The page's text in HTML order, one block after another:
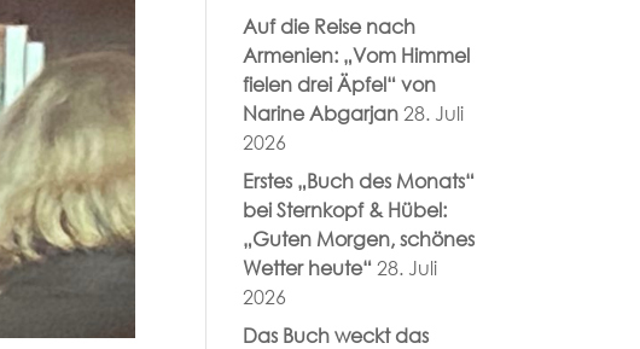
Auf die Reise nach
Armenien: „Vom Himmel
fielen drei Äpfel“ von
Narine Abgarjan28. Juli
2026
Erstes „Buch des Monats“
bei Sternkopf & Hübel:
„Guten Morgen, schönes
Wetter heute“ 28. Juli
2026
Das Buch weckt das